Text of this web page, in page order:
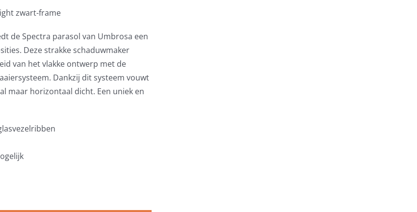
zwart-frame
de Spectra parasol van Umbrosa een
Deze strakke schaduwmaker
van het vlakke ontwerp met de
Dankzij dit systeem vouwt
maar horizontaal dicht. Een uniek en